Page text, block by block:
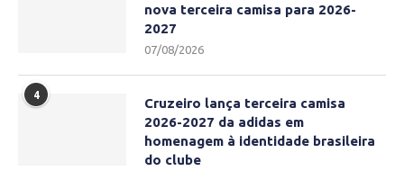
nova terceira camisa para 2026-
2027
07/08/2026
4
Cruzeiro lança terceira camisa
2026-2027 da adidas em
homenagem à identidade brasileira
do clube